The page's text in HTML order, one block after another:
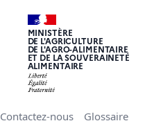
MINISTÈRE
DE L'AGRICULTURE
DE L'AGRO-ALIMENTAIRE
ET DE LA SOUVERAINETÉ
ALIMENTAIRE
Contactez-nous Glossaire